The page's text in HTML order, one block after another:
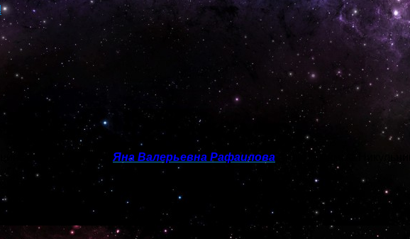
психолог — Яна Валерьевна Рафаилова (по программе
знакомства с системой таро.